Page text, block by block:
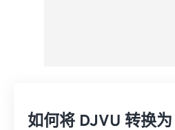
如何将 DJVU 转换为